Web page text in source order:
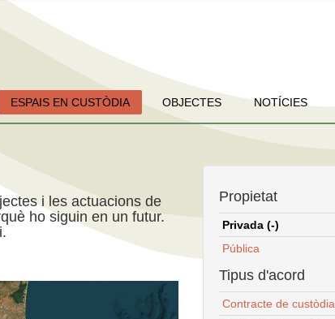
ESPAIS EN CUSTÒDIA OBJECTES NOTÍCIES
i les actuacions de
ho siguin en un futur.
Propietat
Privada (-)
Pública
Tipus d'acord
Contracte de custòdia